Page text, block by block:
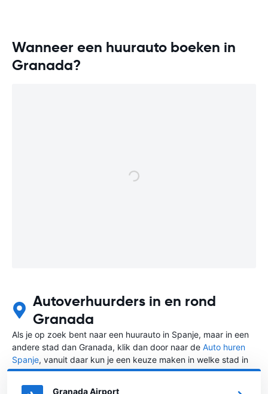
Wanneer een huurauto boeken in
Granada?
Autoverhuurders in en rond
Granada
Als je op zoek bent naar een huurauto in Spanje, maar in een
andere stad dan Granada, klik dan door naar de Auto huren
Spanje, vanuit daar kun je een keuze maken in welke stad in
Spanje je een auto huren wilt.
Granada Airport